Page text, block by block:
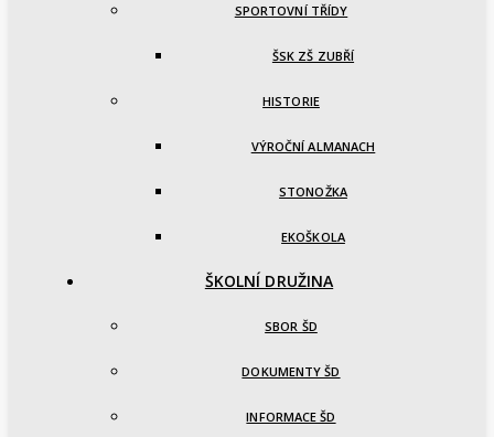
SPORTOVNÍ TŘÍDY
ŠSK ZŠ ZUBŘÍ
HISTORIE
VÝROČNÍ ALMANACH
STONOŽKA
EKOŠKOLA
ŠKOLNÍ DRUŽINA
SBOR ŠD
DOKUMENTY ŠD
INFORMACE ŠD